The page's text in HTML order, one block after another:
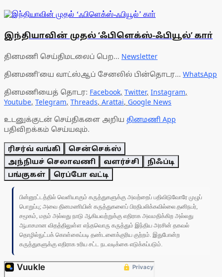
இந்தியாவின் முதல் ‘ஃபிளெக்ஸ்-ஃபியூல்’ காா்
தினமணி செய்திமடலைப் பெற... Newsletter
தினமணி'யை வாட்ஸ்ஆப் சேனலில் பின்தொடர... WhatsApp
தினமணியைத் தொடர: Facebook, Twitter, Instagram,
Youtube, Telegram, Threads, Arattai, Google News
உடனுக்குடன் செய்திகளை அறிய தினமணி App
பதிவிறக்கம் செய்யவும்.
ரிசர்வ் வங்கி
சென்செக்ஸ்
அந்நியச் செலாவணி
வளர்ச்சி
நிஃப்டி
பங்குகள்
ரெப்போ வட்டி
பின்னூட்டத்தில் வெளியாகும் கருத்துகளுக்கு அவற்றைப் பதிவிடுவோரே முழுப்
பொறுப்பு; அவை தினமணியின் கருத்துகளைப் பிரதிபலிக்கவில்லை.தனிநபர்,
சமூகம், மதம் அல்லது நாடு ஆகியவற்றுக்கு எதிராக அவமதிக்கிற அல்லது
ஆபாசமான விதத்திலுள்ள எந்தவொரு கருத்தும் இந்திய அரசின் தகவல்
தொழில்நுட்பக் கொள்கைப்படி தண்டனைக்குரிய குற்றம். இதுபோன்ற
கருத்துகளுக்கு எதிராக உரிய சட்ட நடவடிக்கை எடுக்கப்படும்.